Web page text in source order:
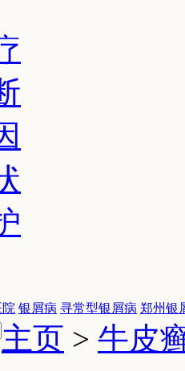
银屑病 寻常型银屑病 郑州银
主页 > 牛皮